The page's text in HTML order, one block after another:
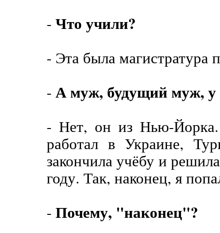
- Что учили?
- Эта была
- А муж, будущий муж, у
- Нет, он из Нью-
работал в Украине,
закончила учёбу и
году. Так, наконец, я
- Почему, "наконец"?